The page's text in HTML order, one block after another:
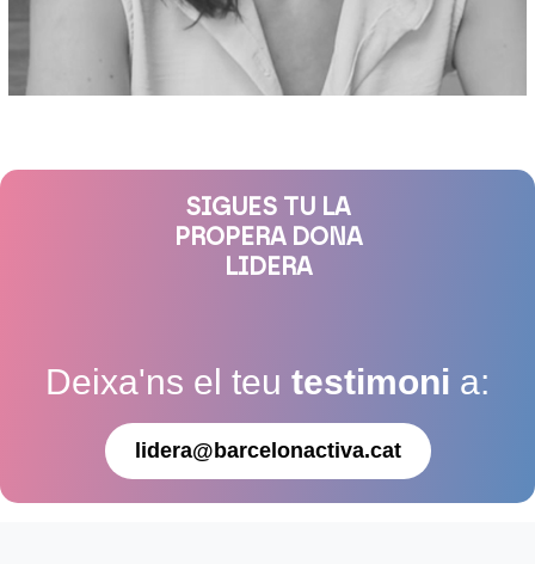
SIGUES TU LA
PROPERA DONA
LIDERA
Deixa'ns el teu testimoni a:
lidera@barcelonactiva.cat